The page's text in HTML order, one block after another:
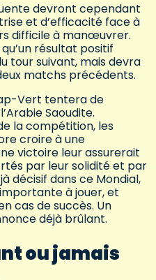
devront cependant
et d’efficacité face à
difficile à manœuvrer.
résultat positif
tour suivant, mais devra
matchs précédents.
Vert tentera de
Saoudite.
la compétition, les
croire à une
victoire leur assurerait
par leur solidité et par
décisif dans ce Mondial,
à jouer, et
cas de succès. Un
déjà brûlant.
ou jamais